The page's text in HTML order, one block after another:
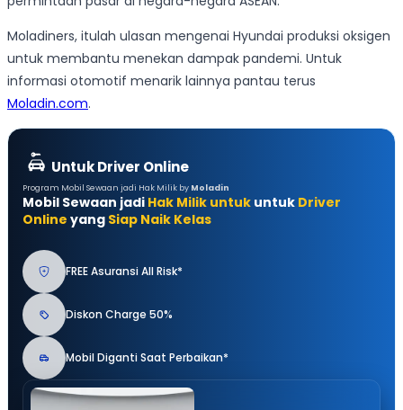
Moladiners, itulah ulasan mengenai Hyundai produksi oksigen
untuk membantu menekan dampak pandemi. Untuk
informasi otomotif menarik lainnya pantau terus
Moladin.com.
Untuk Driver Online
Program Mobil Sewaan jadi Hak Milik by Moladin
Mobil Sewaan jadi Hak Milik untuk untuk Driver
Online yang Siap Naik Kelas
FREE Asuransi All Risk*
Diskon Charge 50%
Mobil Diganti Saat Perbaikan*